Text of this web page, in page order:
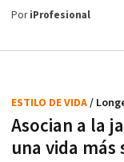
PoriProfesional
Asocian a la
una vida
ESTILO DE VIDA/